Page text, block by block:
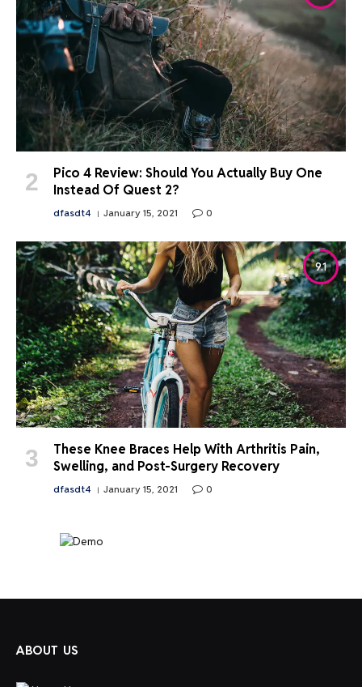
Pico 4 Review: Should You Actually Buy One
Instead Of Quest 2?
dfasdt4 January 15, 2021 0
9.1
These Knee Braces Help With Arthritis Pain,
Swelling, and Post-Surgery Recovery
dfasdt4 January 15, 2021 0
ABOUT US